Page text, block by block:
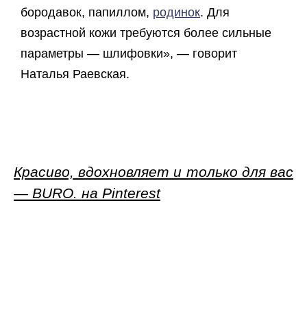
бородавок, папиллом, родинок. Для
возрастной кожи требуются более сильные
параметры — шлифовки», — говорит
Наталья Раевская.
Красиво, вдохновляет и только для вас
— BURO. на Pinterest